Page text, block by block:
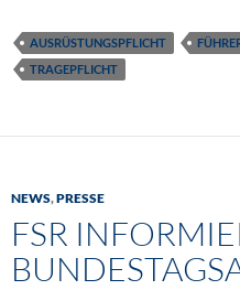
AUSRÜSTUNGSPFLICHT
TRAGEPFLICHT
NEWS,PRESSE
FSR